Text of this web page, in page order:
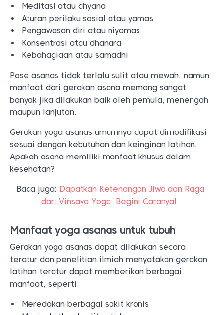
Meditasi atau dhyana
Aturan perilaku sosial atau yamas
Pengawasan diri atau niyamas
Konsentrasi atau dhanara
Kebahagiaan atau samadhi
Pose asanas tidak terlalu sulit atau mewah, namun
manfaat dari gerakan asana memang sangat
banyak jika dilakukan baik oleh pemula, menengah
maupun lanjutan.
Gerakan yoga asanas umumnya dapat dimodifikasi
sesuai dengan kebutuhan dan keinginan latihan.
Apakah asana memiliki manfaat khusus dalam
kesehatan?
Baca juga: Dapatkan Ketenangan Jiwa dan Raga
dari Vinsaya Yoga, Begini Caranya!
Manfaat yoga asanas untuk tubuh
Gerakan yoga asanas dapat dilakukan secara
teratur dan penelitian ilmiah menyatakan gerakan
latihan teratur dapat memberikan berbagai
manfaat, seperti:
Meredakan berbagai sakit kronis